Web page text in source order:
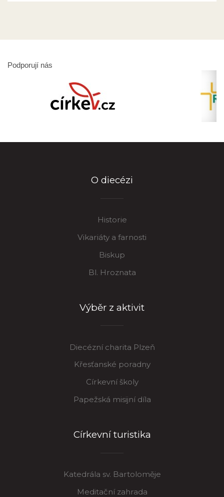
Podporují nás
O diecézi
Historie
Vikariáty a farnosti
Biskup
Bl. Hroznata
Výběr z aktivit
Diecézní charita Plzeň
Křesťanské poradny
Církevní školy
Papežská misijní díla
Církevní turistika
Katedrála sv. Bartoloměje
Meditační zahrada